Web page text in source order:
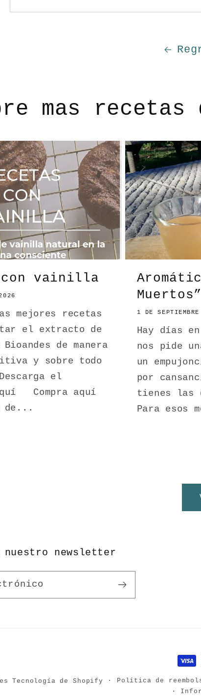
mas recetas
con vainilla
mejores recetas
el extracto de
de manera
y sobre todo
el
Compra aquí
de...
Muertos”
1 DE
Hay días
nos pide
un
por
tienes las
Para esos
nuestro newsletter
de
pago
Tecnología de Shopify Política de